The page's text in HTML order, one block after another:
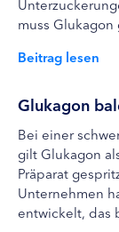
muss
Beitrag lesen
Glukagon
Bei einer
gilt Glukagon
Präparat
Unternehmen
entwickelt, das